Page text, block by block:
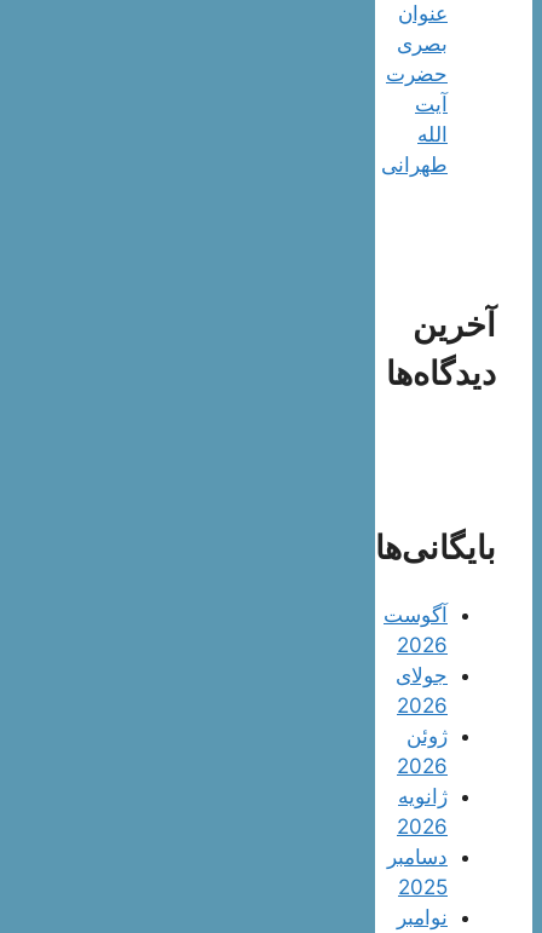
عنوان
بصری
حضرت
آیت
الله
طهرانی
آخرین
دیدگاه‌ها
بایگانی‌ها
آگوست
2026
جولای
2026
ژوئن
2026
ژانویه
2026
دسامبر
2025
نوامبر